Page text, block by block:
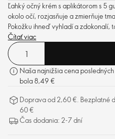
Ľahký očný krém s aplikátorom s 5
okolo očí, rozjasňuje a zmierňuje
Pokožku ihneď vyhladí a zdokonalí,
rozjasnene a oddýchnuto. Vegánska
Čítať viac
Naša najnižšia cena
bola 8,49 €
Doprava od 2,60 €. Bezplatné
60 €
Čas dodania: 2-7 dní